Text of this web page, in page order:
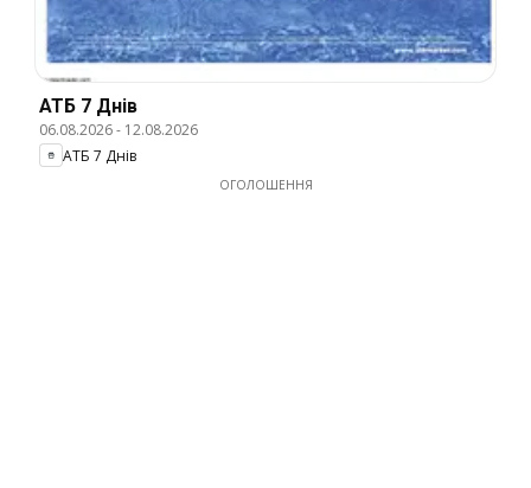
АТБ 7 Днів
06.08.2026- 12.08.2026
АТБ 7 Днів
ОГОЛОШЕННЯ